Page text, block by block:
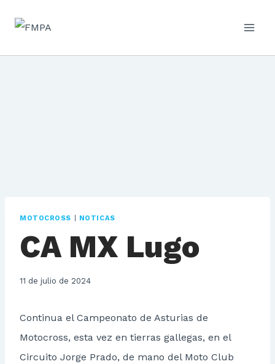
MOTOCROSS NOTICAS
CA MX Lugo
11 de julio de 2024
Continua el Campeonato de Asturias de
Motocross, esta vez en tierras gallegas, en el
Circuito Jorge Prado, de mano del Moto Club